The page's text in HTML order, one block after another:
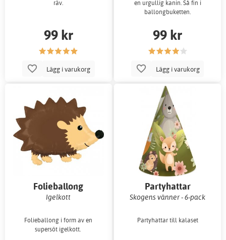
räv.
99 kr
Lägg i varukorg
en urgullig kanin. Så fin i
ballongbuketten.
99 kr
Lägg i varukorg
Folieballong
Igelkott
Folieballong i form av en
supersöt igelkott.
Partyhattar
Skogens vänner - 6-pack
Partyhattar till kalaset